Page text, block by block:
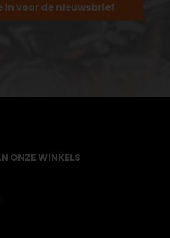
in voor de nieuwsbrief
ONZE WINKELS